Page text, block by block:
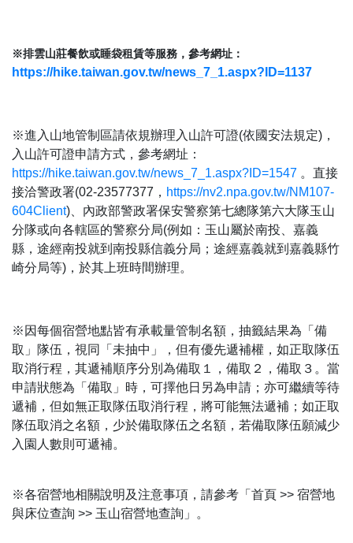
※排雲山莊餐飲或睡袋租賃等服務，參考網址：
https://hike.taiwan.gov.tw/news_7_1.aspx?ID=1137
※進入山地管制區請依規辦理入山許可證(依國安法規定)，
入山許可證申請方式，參考網址：
https://hike.taiwan.gov.tw/news_7_1.aspx?ID=1547 。直接
接洽警政署(02-23577377， https://nv2.npa.gov.tw/NM107-
604Client)、內政部警政署保安警察第七總隊第六大隊玉山
分隊或向各轄區的警察分局(例如：玉山屬於南投、嘉義
縣，途經南投就到南投縣信義分局；途經嘉義就到嘉義縣竹
崎分局等)，於其上班時間辦理。
※因每個宿營地點皆有承載量管制名額，抽籤結果為「備
取」隊伍，視同「未抽中」，但有優先遞補權，如正取隊伍
取消行程，其遞補順序分別為備取１，備取２，備取３。當
申請狀態為「備取」時，可擇他日另為申請；亦可繼續等待
遞補，但如無正取隊伍取消行程，將可能無法遞補；如正取
隊伍取消之名額，少於備取隊伍之名額，若備取隊伍願減少
入園人數則可遞補。
※各宿營地相關說明及注意事項，請參考「首頁 >> 宿營地
與床位查詢 >> 玉山宿營地查詢」。